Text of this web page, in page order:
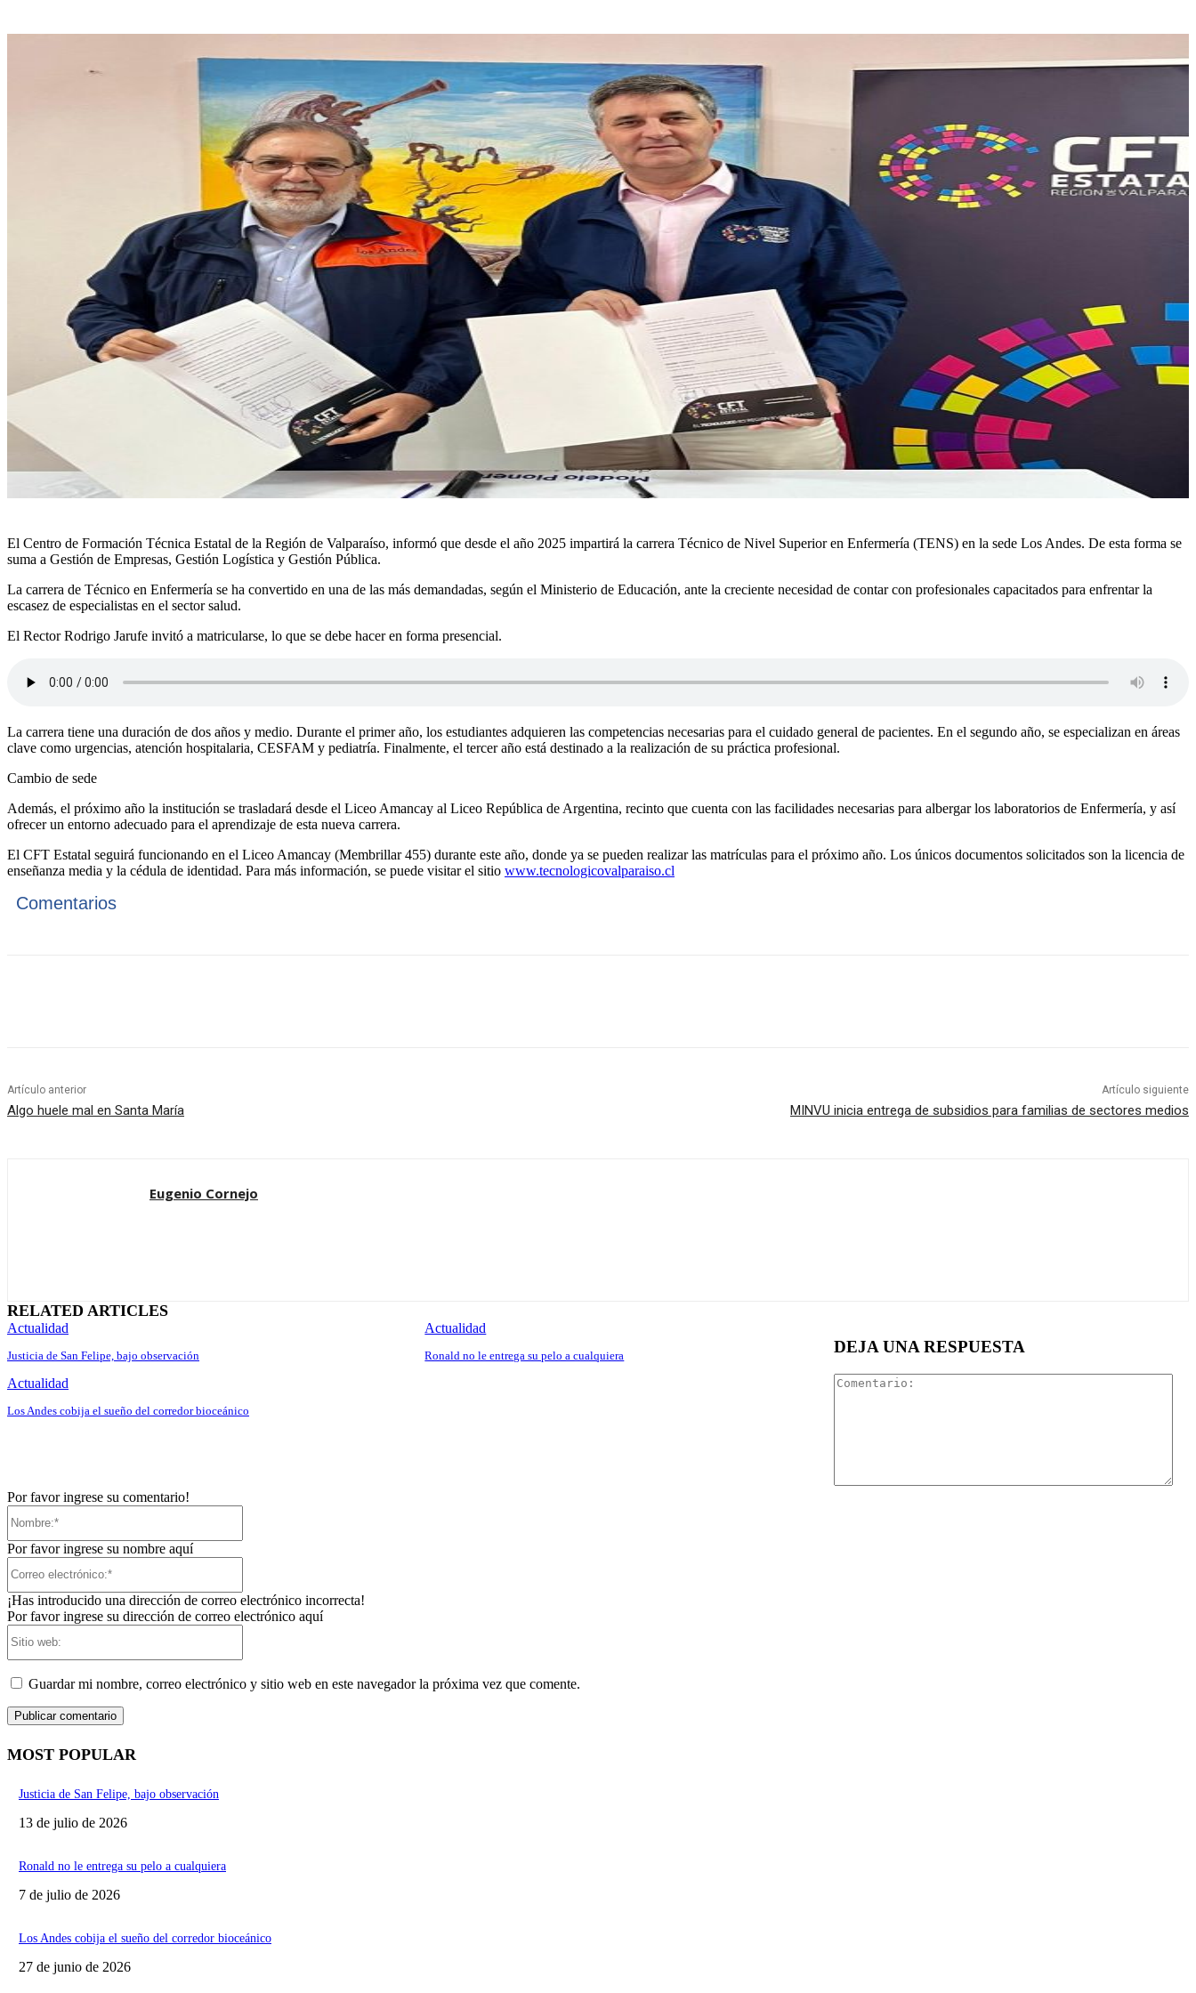
El Centro de Formación Técnica Estatal de la Región de Valparaíso, informó que desde el año 2025 impartirá la carrera Técnico de Nivel Superior en Enfermería (TENS) en la sede Los Andes. De esta forma se
suma a Gestión de Empresas, Gestión Logística y Gestión Pública.
La carrera de Técnico en Enfermería se ha convertido en una de las más demandadas, según el Ministerio de Educación, ante la creciente necesidad de contar con profesionales capacitados para enfrentar la
escasez de especialistas en el sector salud.
El Rector Rodrigo Jarufe invitó a matricularse, lo que se debe hacer en forma presencial.
La carrera tiene una duración de dos años y medio. Durante el primer año, los estudiantes adquieren las competencias necesarias para el cuidado general de pacientes. En el segundo año, se especializan en áreas
clave como urgencias, atención hospitalaria, CESFAM y pediatría. Finalmente, el tercer año está destinado a la realización de su práctica profesional.
Cambio de sede
Además, el próximo año la institución se trasladará desde el Liceo Amancay al Liceo República de Argentina, recinto que cuenta con las facilidades necesarias para albergar los laboratorios de Enfermería, y así
ofrecer un entorno adecuado para el aprendizaje de esta nueva carrera.
El CFT Estatal seguirá funcionando en el Liceo Amancay (Membrillar 455) durante este año, donde ya se pueden realizar las matrículas para el próximo año. Los únicos documentos solicitados son la licencia de
enseñanza media y la cédula de identidad. Para más información, se puede visitar el sitio www.tecnologicovalparaiso.cl
Comentarios
Artículo anterior
Algo huele mal en Santa María
Artículo siguiente
MINVU inicia entrega de subsidios para familias de sectores medios
Eugenio Cornejo
RELATED ARTICLES
Actualidad
Justicia de San Felipe, bajo observación
Actualidad
Ronald no le entrega su pelo a cualquiera
Actualidad
Los Andes cobija el sueño del corredor bioceánico
DEJA UNA RESPUESTA
Por favor ingrese su comentario!
Por favor ingrese su nombre aquí
¡Has introducido una dirección de correo electrónico incorrecta!
Por favor ingrese su dirección de correo electrónico aquí
Guardar mi nombre, correo electrónico y sitio web en este navegador la próxima vez que comente.
MOST POPULAR
Justicia de San Felipe, bajo observación
13 de julio de 2026
Ronald no le entrega su pelo a cualquiera
7 de julio de 2026
Los Andes cobija el sueño del corredor bioceánico
27 de junio de 2026